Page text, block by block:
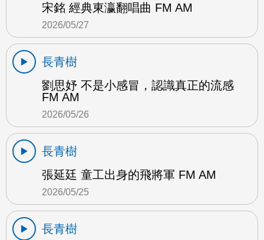
宋銘 經典東瀛翻唱曲 FM AM
2026/05/27
長青樹
劉思妤 不是小感冒，認識真正的流感
FM AM
2026/05/26
長青樹
張延廷 童工出身的飛將軍 FM AM
2026/05/25
長青樹